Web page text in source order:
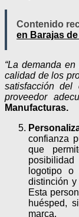
Contenido
en Barajas
“La demanda
calidad de los
satisfacción
proveedor
Manufacturas.
confianza
que
logotipo
distinción y
Esta
huésped,
marca.